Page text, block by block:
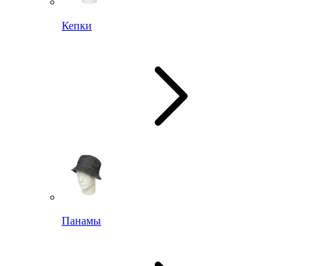
Кепки
Панамы